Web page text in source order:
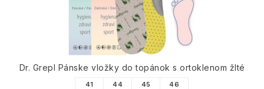
Dr. Grepl Pánske vložky do topánok s ortoklenom žlté
41 44 45 46